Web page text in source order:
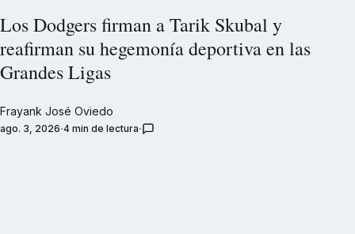
Los Dodgers firman a Tarik Skubal y
reafirman su hegemonía deportiva en las
Grandes Ligas
Frayank José Oviedo
ago. 3, 2026 4 min de lectura